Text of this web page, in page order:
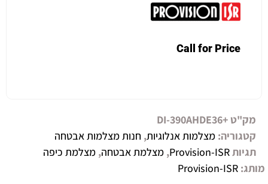
Call for Price
מק"ט +DI-390AHDE36
קטגוריה: מצלמות אנלוגיות, חנות מצלמות אבטחה
תגיותProvision-ISR
, מצלמת אבטחה, מצלמת כיפה
מותג:Provision-ISR